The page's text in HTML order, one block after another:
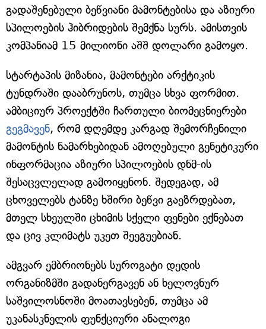
გადაშენებული ბეწვიანი მამონტებისა და აზიური
სპილოების ჰიბრიდების შემქნა სურს. ამისთვის
კომპანიამ 15 მილიონი აშშ დოლარი გამოყო.
სტარტაპის მიზანია, მამონტები არქტიკის
ტუნდრაში დააბრუნოს, თუმცა სხვა ფორმით.
ამბიციურ პროექტში ჩართული ბიომეცნიერები
გეგმავენ, რომ დღემდე კარგად შემორჩენილი
მამონტის ნამარხებიდან ამოღებული გენეტიკური
ინფორმაცია აზიური სპილოების დნმ-ის
შესაცვლელად გამოიყენონ. შედეგად, ამ
ცხოველებს ტანზე ხშირი ბეწვი გაეზრდებათ,
მთელ სხეულში ცხიმის სქელი ფენები ექნებათ
და ცივ კლიმატს უკეთ შეეგუებიან.
ამგვარ ემბრიონებს სუროგატი დედის
ორგანიზმში გადანერგავენ ან ხელოვნურ
საშვილოსნოში მოათავსებენ, თუმცა ამ
უკანასკნელის ფუნქციური ანალოგი